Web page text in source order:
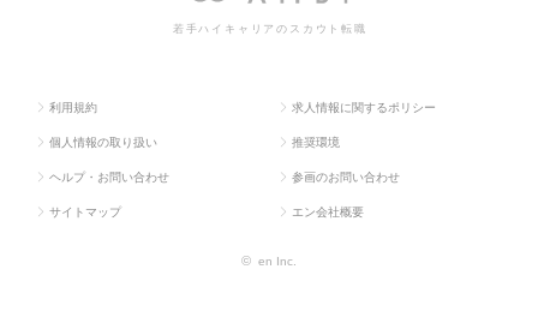
若手ハイキャリアのスカウト転職
利用規約 求人情報に関するポリシー
個人情報の取り扱い 推奨環境
ヘルプ・お問い合わせ 参画のお問い合わせ
サイトマップ エン会社概要
© en Inc.